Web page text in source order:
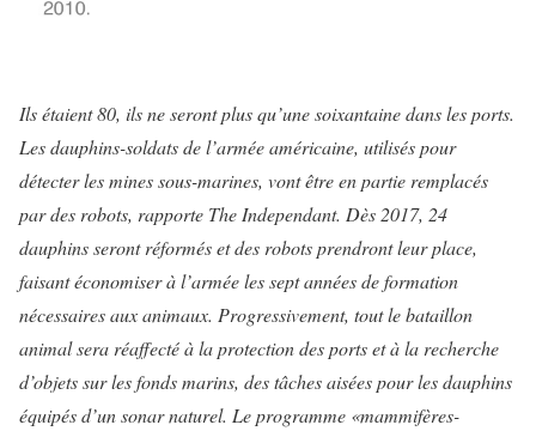
Ils étaient 80, ils ne seront plus qu’une soixantaine dans les ports.
Les dauphins-soldats de l’armée américaine, utilisés pour
détecter les mines sous-marines, vont être en partie remplacés
par des robots, rapporte The Independant. Dès 2017, 24
dauphins seront réformés et des robots prendront leur place,
faisant économiser à l’armée les sept années de formation
nécessaires aux animaux. Progressivement, tout le bataillon
animal sera réaffecté à la protection des ports et à la recherche
d’objets sur les fonds marins, des tâches aisées pour les dauphins
équipés d’un sonar naturel. Le programme «mammifères-